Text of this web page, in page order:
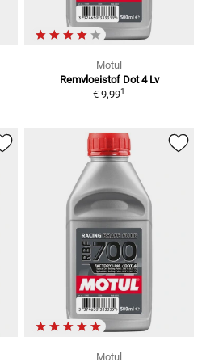
Motul
Remvloeistof Dot 4 Lv
€ 9,991
Motul